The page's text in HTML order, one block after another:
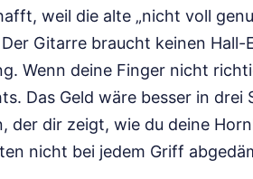
weil die alte „nicht voll
Gitarre braucht keinen Hall-
Wenn deine Finger nicht
Das Geld wäre besser in drei
der dir zeigt, wie du deine
nicht bei jedem Griff